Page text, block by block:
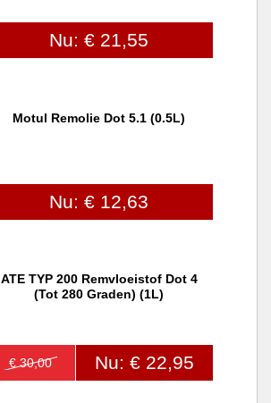
Nu: € 21,55
Motul Remolie Dot 5.1 (0.5L)
Nu: € 12,63
ATE TYP 200 Remvloeistof Dot 4
(tot 280 Graden) (1L)
€ 30,00 Nu: € 22,95